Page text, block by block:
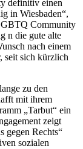
definitiv einen
in Wiesbaden“,
Community
n die gute alte
nach einem
seit sich kürzlich
zu den
mit ihrem
„Tarbut“ ein
zeigt
gegen Rechts“
sozialen